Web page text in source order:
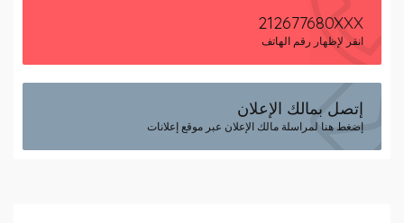
212677680XXX
انقر لإظهار رقم الهاتف
إتصل بمالك الإعلان
إضغط هنا لمراسلة مالك الإعلان عبر موقع إعلانات